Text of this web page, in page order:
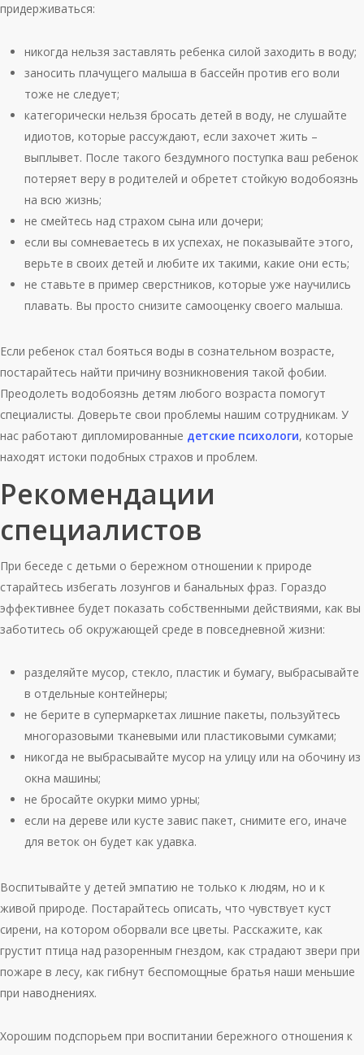
придерживаться:
никогда нельзя заставлять ребенка силой заходить в воду;
заносить плачущего малыша в бассейн против его воли
тоже не следует;
категорически нельзя бросать детей в воду, не слушайте
идиотов, которые рассуждают, если захочет жить –
выплывет. После такого бездумного поступка ваш ребенок
потеряет веру в родителей и обретет стойкую водобоязнь
на всю жизнь;
не смейтесь над страхом сына или дочери;
если вы сомневаетесь в их успехах, не показывайте этого,
верьте в своих детей и любите их такими, какие они есть;
не ставьте в пример сверстников, которые уже научились
плавать. Вы просто снизите самооценку своего малыша.
Если ребенок стал бояться воды в сознательном возрасте,
постарайтесь найти причину возникновения такой фобии.
Преодолеть водобоязнь детям любого возраста помогут
специалисты. Доверьте свои проблемы нашим сотрудникам. У
нас работают дипломированные детские психологи, которые
находят истоки подобных страхов и проблем.
Рекомендации
специалистов
При беседе с детьми о бережном отношении к природе
старайтесь избегать лозунгов и банальных фраз. Гораздо
эффективнее будет показать собственными действиями, как вы
заботитесь об окружающей среде в повседневной жизни:
разделяйте мусор, стекло, пластик и бумагу, выбрасывайте
в отдельные контейнеры;
не берите в супермаркетах лишние пакеты, пользуйтесь
многоразовыми тканевыми или пластиковыми сумками;
никогда не выбрасывайте мусор на улицу или на обочину из
окна машины;
не бросайте окурки мимо урны;
если на дереве или кусте завис пакет, снимите его, иначе
для веток он будет как удавка.
Воспитывайте у детей эмпатию не только к людям, но и к
живой природе. Постарайтесь описать, что чувствует куст
сирени, на котором оборвали все цветы. Расскажите, как
грустит птица над разоренным гнездом, как страдают звери при
пожаре в лесу, как гибнут беспомощные братья наши меньшие
при наводнениях.
Хорошим подспорьем при воспитании бережного отношения к